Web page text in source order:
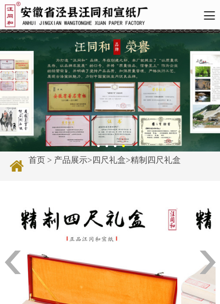
首页 > 产品展示>四尺礼盒>精制四尺礼盒